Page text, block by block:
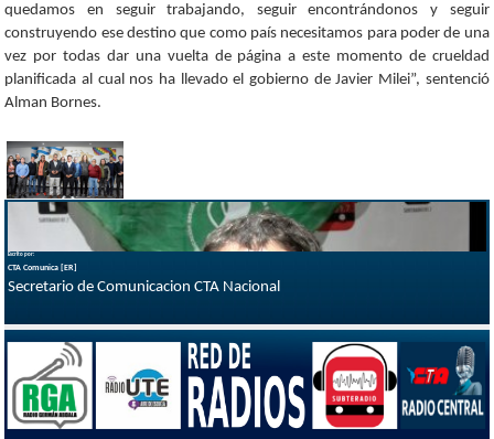
quedamos en seguir trabajando, seguir encontrándonos y seguir
construyendo ese destino que como país necesitamos para poder de una
vez por todas dar una vuelta de página a este momento de crueldad
planificada al cual nos ha llevado el gobierno de Javier Milei”, sentenció
Alman Bornes.
Escrito por:
CTA Comunica [ER]
Secretario de Comunicacion CTA Nacional